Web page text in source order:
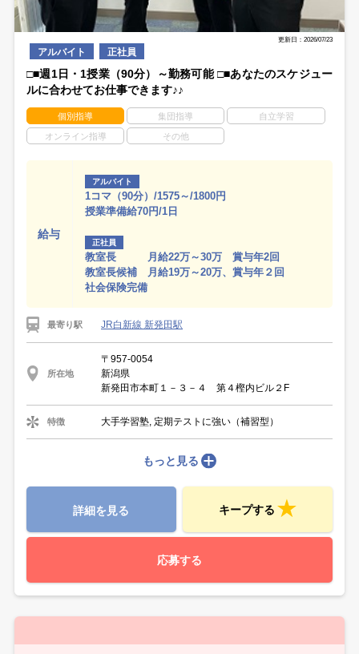
更新日：2026/07/23
アルバイト 正社員
□■週1日・1授業（90分）～勤務可能 □■あなたのスケジュー
ルに合わせてお仕事できます♪♪
個別指導 集団指導 自立学習
オンライン指導 その他
給与
アルバイト
1コマ（90分）/1575～/1800円
授業準備給70円/1日
正社員
教室長 月給22万～30万 賞与年2回
教室長候補 月給19万～20万、賞与年２回
社会保険完備
最寄り駅 JR白新線 新発田駅
所在地
〒957-0054
新潟県
新発田市本町１－３－４ 第４樫内ビル２F
特徴 大手学習塾, 定期テストに強い（補習型）
もっと見る
詳細を見る キープする
応募する